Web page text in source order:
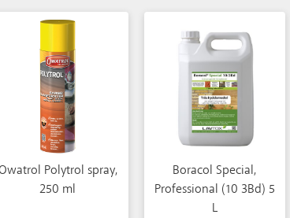
Polytrol spray,
250 ml
Boracol Special,
Professional (10 3Bd) 5
L